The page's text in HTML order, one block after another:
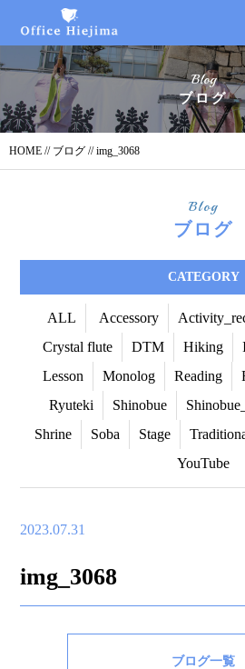
Blog
ブログ
HOME // ブログ // img_3068
Blog
ブログ
CATEGORY
ALL Accessory
Crystal flute
DTM Hiking
Lesson
Monolog Reading
Ryuteki
Shinobue
Shrine
Soba Stage
YouTube
2023.07.31
img_3068
ブログ一覧